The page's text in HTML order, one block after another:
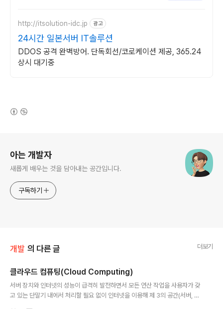
http://itsolution-idc.jp 광고
24시간 일본서버 IT솔루션
DDOS 공격 완벽방어. 단독회선/코로케이션 제공, 365.24
상시 대기중
아는 개발자
새롭게 배우는 것을 담아내는 공간입니다.
구독하기
개발 의 다른 글 더보기
클라우드 컴퓨팅(Cloud Computing)
서버 장치와 인터넷의 성능이 급격히 발전하면서 모든 연산 작업을 사용자가 갖
고 있는 단말기 내에서 처리할 필요 없이 인터넷을 이용해 제 3의 공간(서버, 클